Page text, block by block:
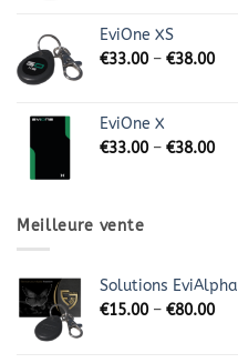
EviOne XS
€33.00– €38.00
EviOne X
€33.00– €38.00
Meilleure vente
Solutions EviAlpha
€15.00– €80.00